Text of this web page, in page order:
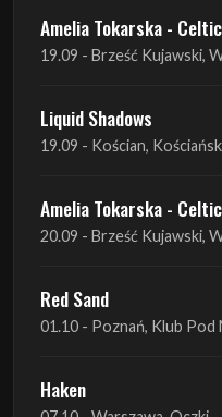
Liquid Shadows
19.09 - Kościan,
Amelia Tokarska - Celtic
20.09 - Brześć Kujawski,
Red Sand
Haken
Heretoir + Unreqvited +